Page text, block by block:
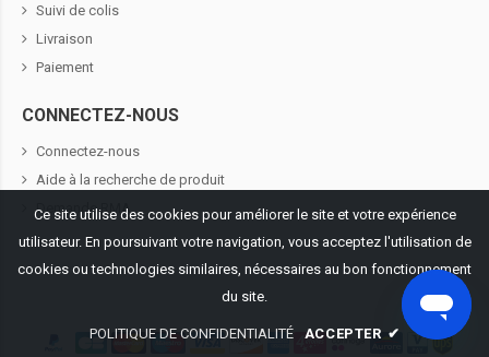
Suivi de colis
Livraison
Paiement
CONNECTEZ-NOUS
Connectez-nous
Aide à la recherche de produit
Demande RMA
Ce site utilise des cookies pour améliorer le site et votre expérience
utilisateur. En poursuivant votre navigation, vous acceptez l'utilisation de
cookies ou technologies similaires, nécessaires au bon fonctionnement
du site.
POLITIQUE DE CONFIDENTIALITÉ ACCEPTER ✔